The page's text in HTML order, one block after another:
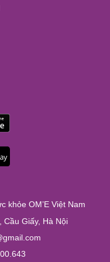
khỏe OM’E Việt Nam
Cầu Giấy, Hà Nội